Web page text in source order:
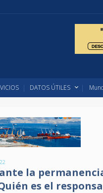
DATOS ÚTILES
la
es el